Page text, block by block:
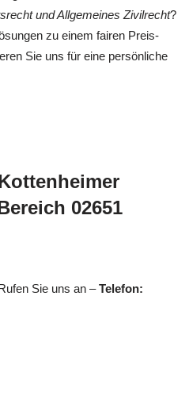
und Allgemeines Zivilrecht?
zu einem fairen Preis-
Sie uns für eine persönliche
02651
Sie uns an –Telefon: